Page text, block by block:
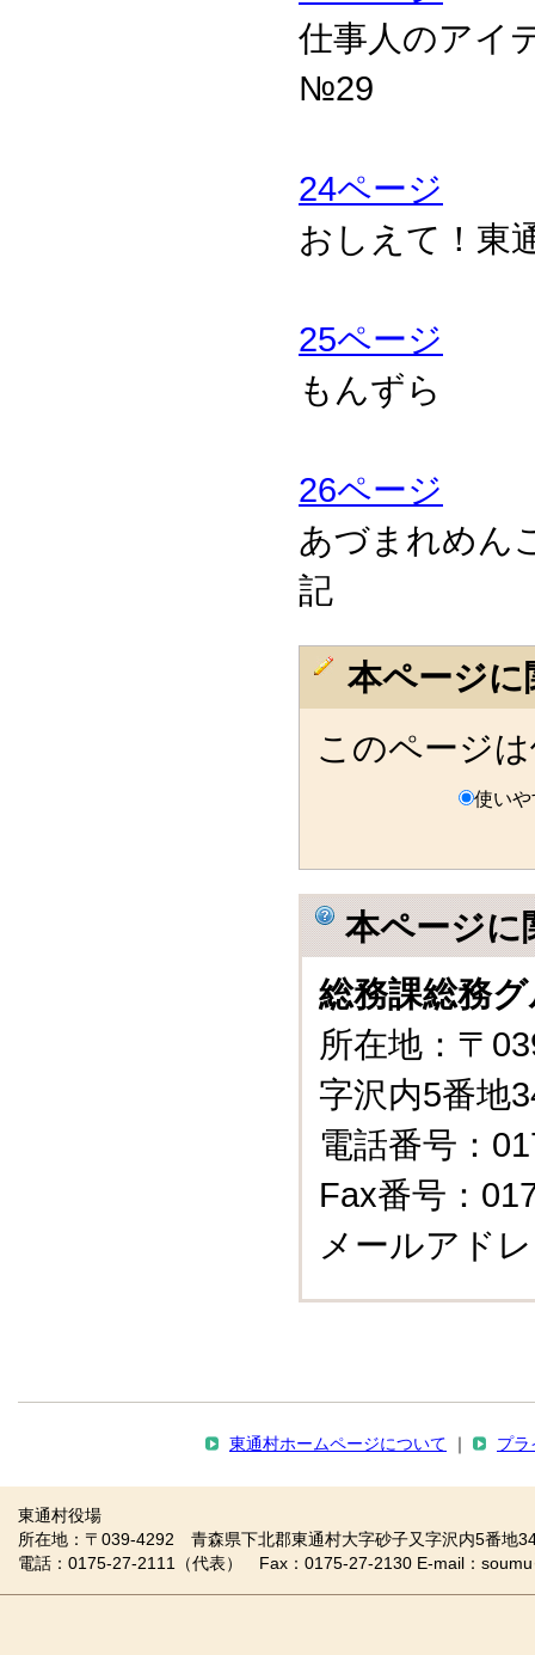
仕事人のアイ
№29
24ページ
おしえて！東
25ページ
もんずら
26ページ
あづまれめん
記
本ページ
このページ
使い
本ページに
総務課総務
所在地：〒
字沢内5番
電話番号：
Fax番号：
メールアド
東通村ホームページについて プラ
東通村役場
所在地：〒039-4292 青森県下北郡東通村大字砂子又字沢内5番地
電話：0175-27-2111（代表） Fax：0175-27-2130 E-mail：